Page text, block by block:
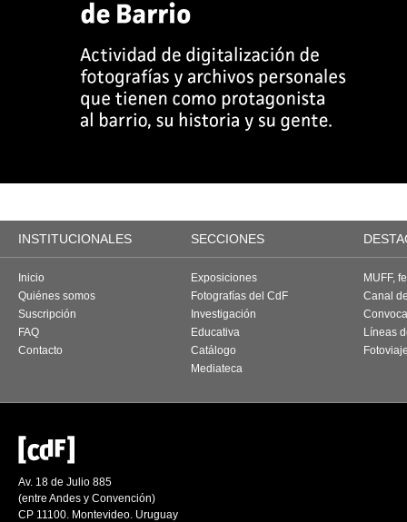
INSTITUCIONALES SECCIONES
Inicio
Quiénes somos
Suscripción
FAQ
Contacto
Exposiciones
Fotografías del CdF
Investigación
Educativa
Catálogo
Mediateca
MUFF,
Canal
Líneas
Av. 18 de Julio 885
(entre Andes y Convención)
CP 11100. Montevideo. Uruguay